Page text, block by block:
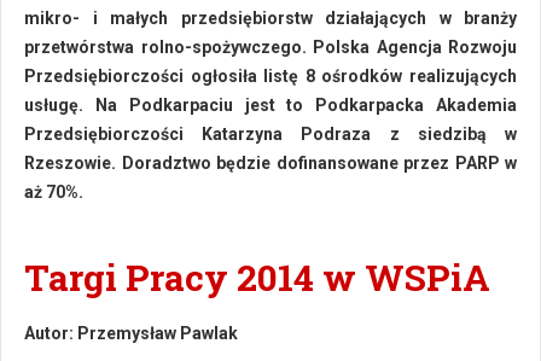
mikro- i małych przedsiębiorstw działających w branży
przetwórstwa rolno-spożywczego. Polska Agencja Rozwoju
Przedsiębiorczości ogłosiła listę 8 ośrodków realizujących
usługę. Na Podkarpaciu jest to Podkarpacka Akademia
Przedsiębiorczości Katarzyna Podraza z siedzibą w
Rzeszowie. Doradztwo będzie dofinansowane przez PARP w
aż 70%.
Targi Pracy 2014 w WSPiA
Autor: Przemysław Pawlak